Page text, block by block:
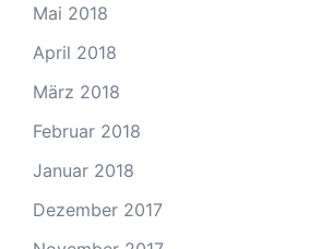
Mai 2018
April 2018
März 2018
Februar 2018
Januar 2018
Dezember 2017